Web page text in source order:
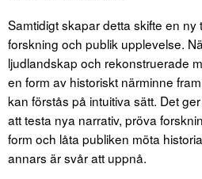
Samtidigt skapar detta skifte en
forskning och publik upplevelse.
ljudlandskap och rekonstruerade
en form av historiskt närminne
kan förstås på intuitiva sätt. Det
att testa nya narrativ, pröva
form och låta publiken möta
annars är svår att uppnå.